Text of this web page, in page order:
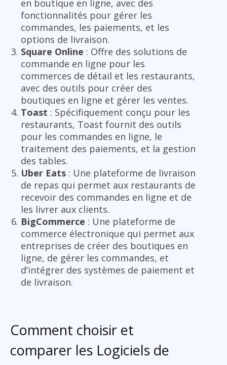
en boutique en ligne, avec des
fonctionnalités pour gérer les
commandes, les paiements, et les
options de livraison.
Square Online : Offre des solutions de
commande en ligne pour les
commerces de détail et les restaurants,
avec des outils pour créer des
boutiques en ligne et gérer les ventes.
Toast : Spécifiquement conçu pour les
restaurants, Toast fournit des outils
pour les commandes en ligne, le
traitement des paiements, et la gestion
des tables.
Uber Eats : Une plateforme de livraison
de repas qui permet aux restaurants de
recevoir des commandes en ligne et de
les livrer aux clients.
BigCommerce : Une plateforme de
commerce électronique qui permet aux
entreprises de créer des boutiques en
ligne, de gérer les commandes, et
d’intégrer des systèmes de paiement et
de livraison.
Comment choisir et
comparer les Logiciels de